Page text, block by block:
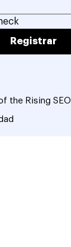
the Rising SEO
Registrar